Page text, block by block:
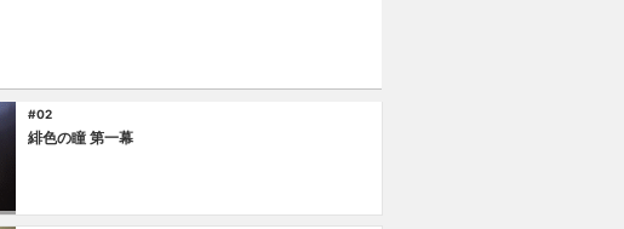
#02
緋色の瞳 第一幕